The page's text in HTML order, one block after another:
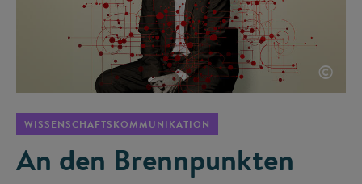
©
WISSENSCHAFTSKOMMUNIKATION
An den Brennpunkten